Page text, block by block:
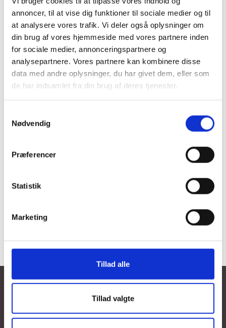
annoncer, til at vise dig funktioner til sociale medier og til
at analysere vores trafik. Vi deler også oplysninger om
din brug af vores hjemmeside med vores partnere inden
for sociale medier, annonceringspartnere og
analysepartnere. Vores partnere kan kombinere disse
data med andre oplysninger, du har givet dem, eller som
de har indsamlet fra din brug af deres tjenester.
Nødvendig
Præferencer
Statistik
Marketing
Tillad alle
Tillad valgte